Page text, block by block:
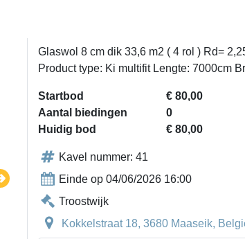
Glaswol 8 cm dik 33,6 m2 ( 4 rol ) Rd=
Product type: Ki multifit Lengte: 7000cm
Startbod
€ 80,00
Aantal biedingen
0
Huidig bod
€ 80,00
Kavel nummer: 41
Einde op 04/06/2026 16:00
Troostwijk
Kokkelstraat 18, 3680 Maaseik,